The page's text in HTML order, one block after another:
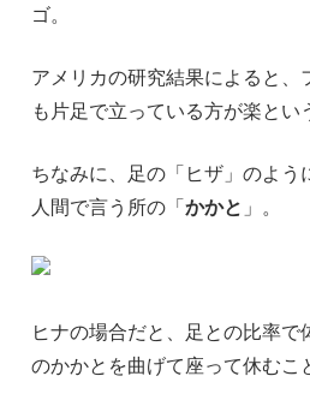
ゴ。
アメリカの研究結果によると、
も片足で立っている方が楽とい
ちなみに、足の「ヒザ」のよう
人間で言う所の「かかと 」。
ヒナの場合だと、足との比率で
のかかとを曲げて座って休むこ